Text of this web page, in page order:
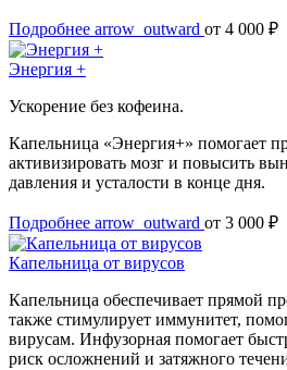
Подробнее arrow_outward от 4 000 ₽
Энергия +
Ускорение без кофеина.
Капельница «Энергия+» помогает
активизировать мозг и повысить
давления и усталости в конце дня.
Подробнее arrow_outward от 3 000 ₽
Капельница от вирусов
Капельница обеспечивает прямой
также стимулирует иммунитет,
вирусам. Инфузорная помогает
риск осложнений и затяжного